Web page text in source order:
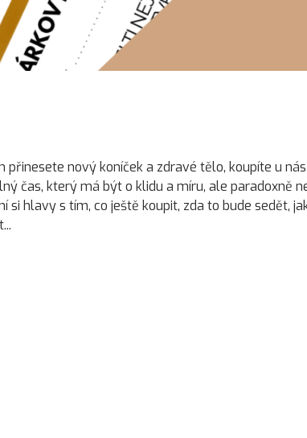
nový koníček a zdravé tělo, koupíte u
čas, který má být o klidu a míru, ale paradoxně
si hlavy s tím, co ještě koupit, zda to bude sedět,